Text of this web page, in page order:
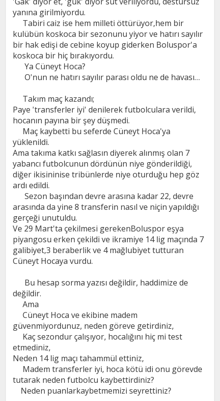
yanına girilmiyordu.
Tabiri caiz ise hem milleti öttürüyor,hem bir
kulübün koskoca bir sezonunu yiyor ve hatırı sayılır
bir hak edişi de cebine koyup giderken Boluspor'a
koskoca bir hiç bırakıyordu.
Ya Cüneyt Hoca?
O'nun ne hatırı sayılır parası oldu ne de havası…
Takım maç kazandı;
Paye 'transferler iyi' denilerek futbolculara verildi,
hocanın payına bir şey düşmedi.
Maç kaybetti bu seferde Cüneyt Hoca'ya
yüklenildi.
Ama takıma katkı sağlasın diyerek alınmış olan 7
yabancı futbolcunun dördünün niye gönderildiği,
diğer ikisininise tribünlerde niye oturduğu hep göz
ardı edildi.
Sezon başından devre arasına kadar 22, devre
arasında da yine 8 transferin nasıl ve niçin yapıldığı
gerçeği unutuldu.
Ve 29 Mart'ta çekilmesi gerekenBoluspor eşya
piyangosu erken çekildi ve ikramiye 14 lig maçında 7
galibiyet,3 beraberlik ve 4 mağlubiyet tutturan
Cüneyt Hocaya vurdu.
Bu hesap sorma yazısı değildir, haddimize de
değildir.
Ama
Cüneyt Hoca ve ekibine madem
güvenmiyordunuz, neden göreve getirdiniz,
Kaç sezondur çalışıyor, hocalığını hiç mi test
etmediniz,
Neden 14 lig maçı tahammül ettiniz,
Madem transferler iyi, hoca kötü idi onu görevde
tutarak neden futbolcu kaybettirdiniz?
Neden puanlarkaybetmemizi seyrettiniz?